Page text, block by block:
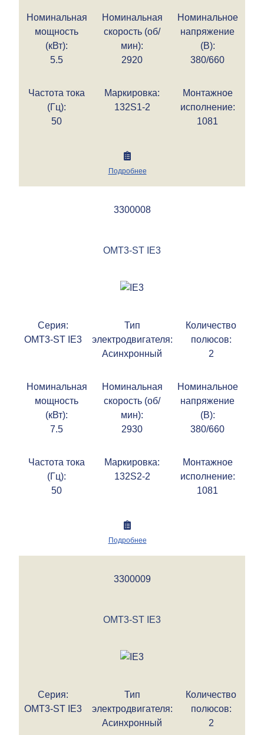
Номинальная
мощность
(кВт):
5.5
Номинальная
скорость (об/
мин):
2920
Номинальное
напряжение
(В):
380/660
Частота тока
(Гц):
50
Маркировка:
132S1-2
Монтажное
исполнение:
1081
Подробнее
3300008
OMT3-ST IE3
Серия:
OMT3-ST IE3
Тип
электродвигателя:
Асинхронный
Количество
полюсов:
2
Номинальная
мощность
(кВт):
7.5
Номинальная
скорость (об/
мин):
2930
Номинальное
напряжение
(В):
380/660
Частота тока
(Гц):
50
Маркировка:
132S2-2
Монтажное
исполнение:
1081
Подробнее
3300009
OMT3-ST IE3
Серия:
OMT3-ST IE3
Тип
электродвигателя:
Асинхронный
Количество
полюсов:
2